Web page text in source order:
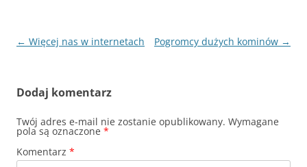
Zobacz
← Więcej nas w internetach Pogromcy dużych kominów →
Dodaj komentarz
Twój adres e-mail nie zostanie opublikowany. Wymagane
pola są oznaczone *
Komentarz *